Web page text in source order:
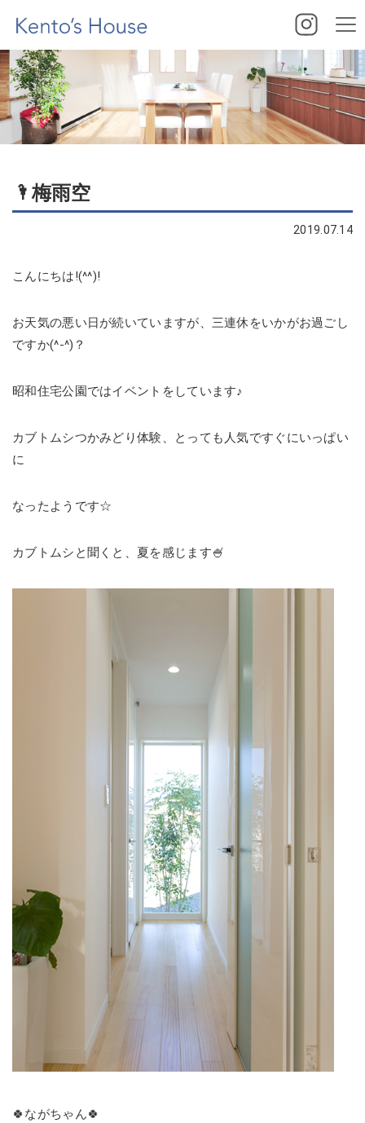
🌂梅雨空
2019.07.14
こんにちは!(^^)!
お天気の悪い日が続いていますが、三連休をいかがお過ごし
ですか(^-^)？
昭和住宅公園ではイベントをしています♪
カブトムシつかみどり体験、とっても人気ですぐにいっぱい
に
なったようです☆
カブトムシと聞くと、夏を感じます🍧
🍀ながちゃん🍀